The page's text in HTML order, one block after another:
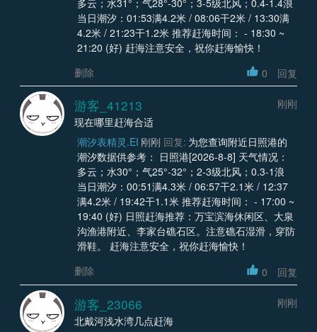
当日潮汐：01:53满4.2米 / 08:06干2米 / 13:30满
4.2米 / 21:23干1.2米 推荐赶海时间： - 18:30 ~
21:20 (好) 赶海注意安全，祝你赶海愉快！
删除
0 回复
游客_41213
刚刚
现在哪里赶海合适
潮汐表精灵.EI 刚刚 回复: 为您查询附近日照港的
潮汐数据供参考： 日照港[2026-8-8] 天气情况：
多云；水30°；气25°-32°；2-3级北风；0.3-1浪
当日潮汐：00:51满4.3米 / 06:57干2.1米 / 12:37
满4.2米 / 19:42干1.1米 推荐赶海时间： - 17:00 ~
19:40 (好) 日照赶海推荐：万宝滨海休闲区、大泉
沟渔港附近、李家台礁石区。注意礁石湿滑，穿防
滑鞋。 赶海注意安全，祝你赶海愉快！
删除
0 回复
游客_23066
刚刚
北戴河浅水湾几点赶海